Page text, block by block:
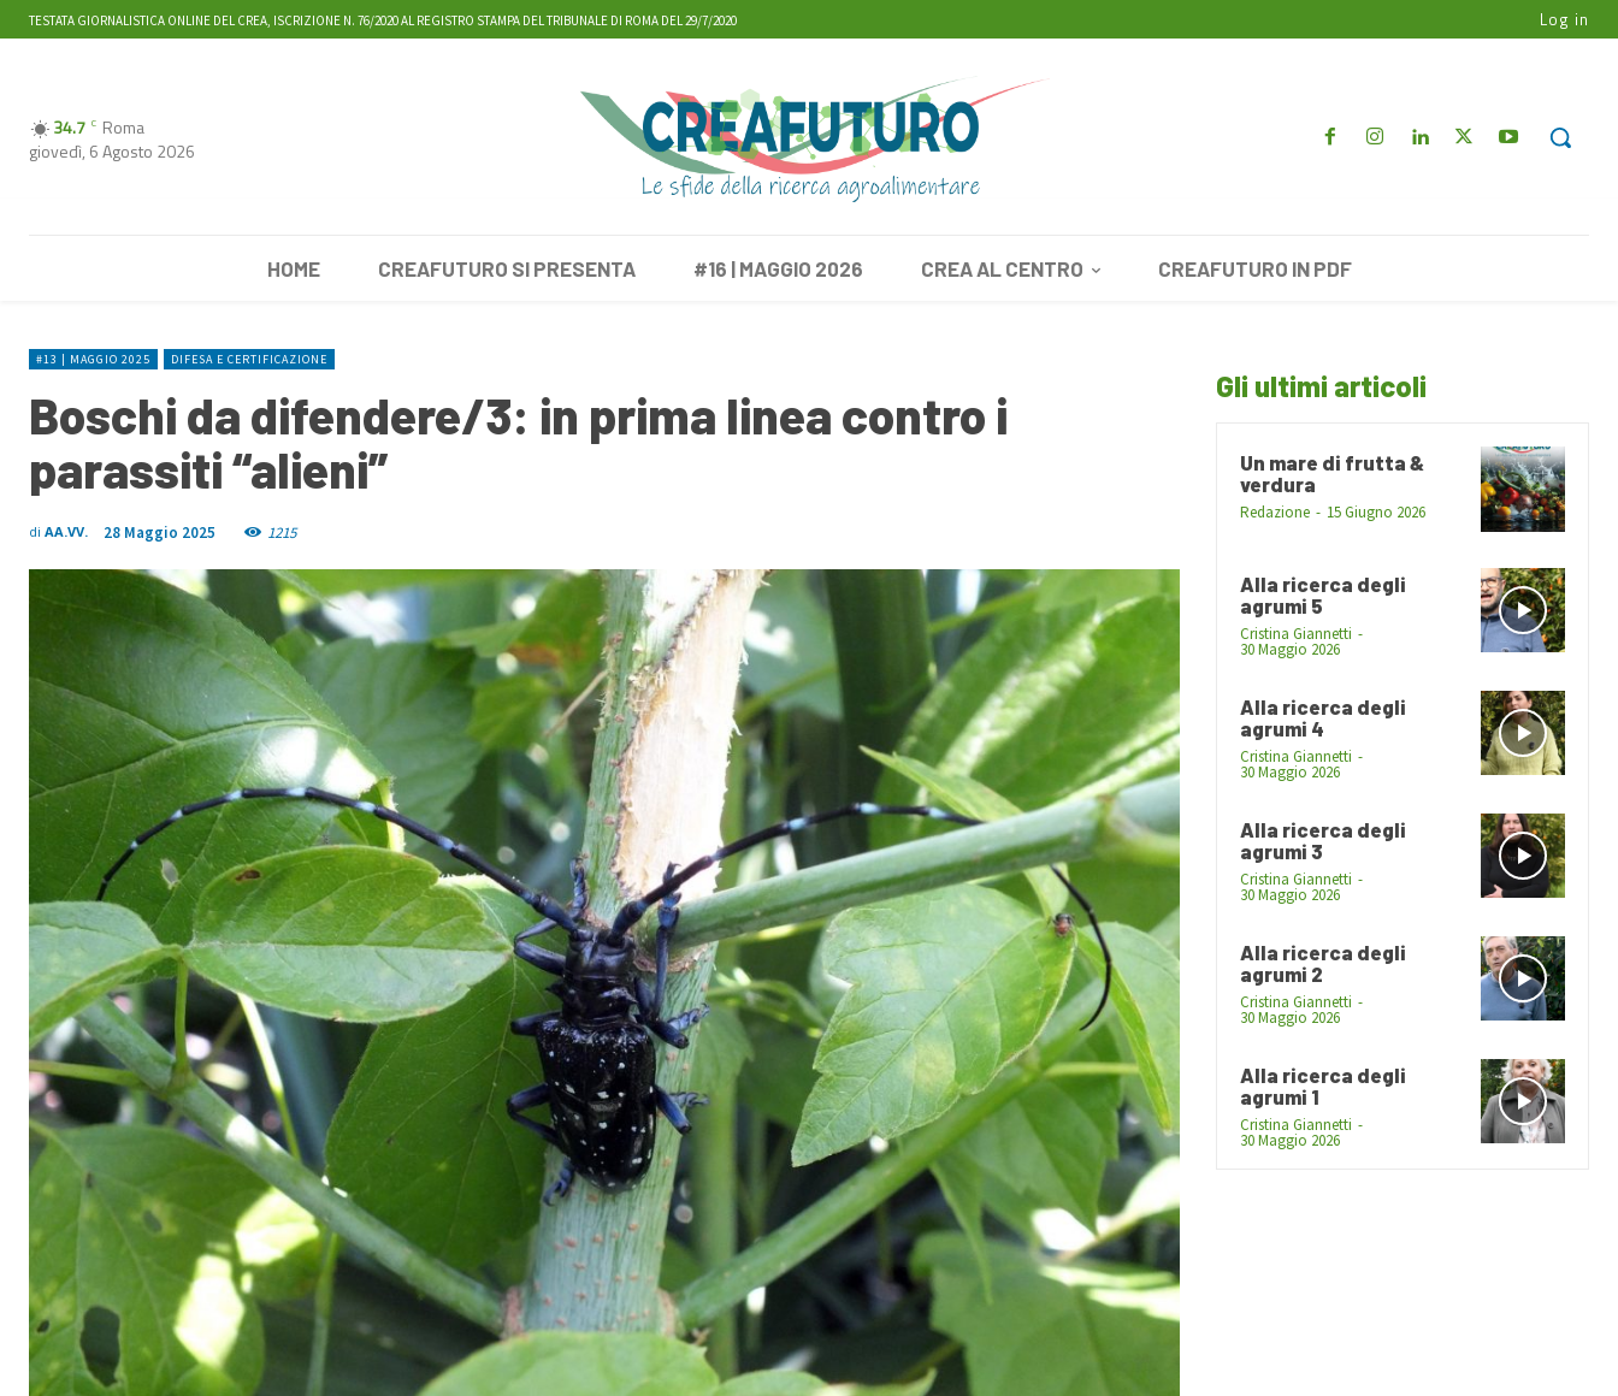
TESTATA GIORNALISTICA ONLINE DEL CREA, ISCRIZIONE N. 76/2020 AL REGISTRO STAMPA DEL TRIBUNALE DI ROMA DEL 29/7/2020 Log in
34.7 C Roma
giovedì, 6 Agosto 2026
HOME CREAFUTURO SI PRESENTA #16 | MAGGIO 2026 CREA AL CENTRO CREAFUTURO IN PDF
#13 | MAGGIO 2025 DIFESA E CERTIFICAZIONE
Boschi da difendere/3: in prima linea contro i
parassiti “alieni”
di AA.VV. 28 Maggio 2025 1215
Gli ultimi articoli
Un mare di frutta &
verdura
Redazione - 15 Giugno 2026
Alla ricerca degli
agrumi 5
Cristina Giannetti -
30 Maggio 2026
Alla ricerca degli
agrumi 4
Cristina Giannetti -
30 Maggio 2026
Alla ricerca degli
agrumi 3
Cristina Giannetti -
30 Maggio 2026
Alla ricerca degli
agrumi 2
Cristina Giannetti -
30 Maggio 2026
Alla ricerca degli
agrumi 1
Cristina Giannetti -
30 Maggio 2026